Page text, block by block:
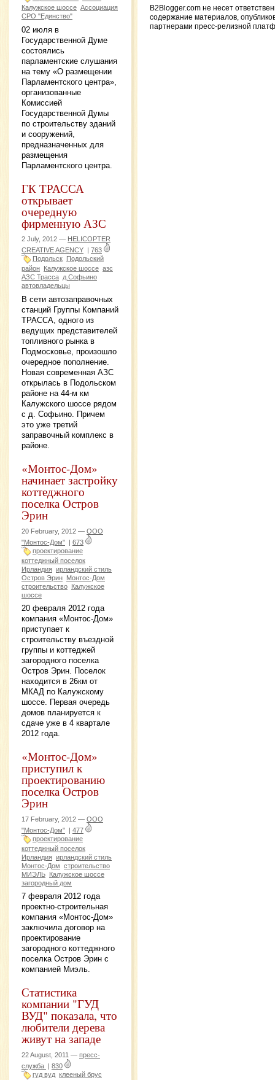
Калужское шоссе Ассоциация
СРО "Единство"
02 июля в
Государственной Думе
состоялись
парламентские слушания
на тему «О размещении
Парламентского центра»,
организованные
Комиссией
Государственной Думы
по строительству зданий
и сооружений,
предназначенных для
размещения
Парламентского центра.
ГК ТРАССА
открывает
очередную
фирменную АЗС
2 July, 2012 — HELICOPTER
CREATIVE AGENCY
763
Подольск
Подольский
район
Калужское шоссе азс
АЗС Трасса д.Софьино
автовладельцы
В сети автозаправочных
станций Группы Компаний
ТРАССА, одного из
ведущих представителей
топливного рынка в
Подмосковье, произошло
очередное пополнение.
Новая современная АЗС
открылась в Подольском
районе на 44-м км
Калужского шоссе рядом
с д. Софьино. Причем
это уже третий
заправочный комплекс в
районе.
«Монтос-Дом»
начинает застройку
коттеджного
поселка Остров
Эрин
20 February, 2012 — ООО
"Монтос-Дом" | 673
проектирование
коттеджный поселок
Ирландия ирландский стиль
Остров Эрин Монтос-Дом
строительство Калужское
шоссе
20 февраля 2012 года
компания «Монтос-Дом»
приступает к
строительству въездной
группы и коттеджей
загородного поселка
Остров Эрин. Поселок
находится в 26км от
МКАД по Калужскому
шоссе. Первая очередь
домов планируется к
сдаче уже в 4 квартале
2012 года.
«Монтос-Дом»
приступил к
проектированию
поселка Остров
Эрин
17 February, 2012 — ООО
"Монтос-Дом" | 477
проектирование
коттеджный поселок
Ирландия ирландский стиль
Монтос-Дом строительство
МИЭЛЬ Калужское шоссе
загородный дом
7 февраля 2012 года
проектно-строительная
компания «Монтос-Дом»
заключила договор на
проектирование
загородного коттеджного
поселка Остров Эрин с
компанией Миэль.
Статистика
компании "ГУД
ВУД" показала, что
любители дерева
живут на западе
22 August, 2011 — пресс-
служба | 830
гуд вуд клееный брус
B2Blogger.com не несет
содержание материалов,
партнерами пресс-релизной